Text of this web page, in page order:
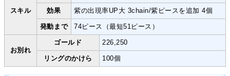
スキル 効果 紫の出現率UP大 3chain/紫ピースを追加 4個
発動まで 74ピース（最短51ピース）
お別れ
ゴールド 226,250
リングのかけら 100個